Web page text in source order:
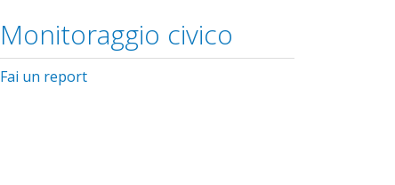
Monitoraggio civico
Fai un report